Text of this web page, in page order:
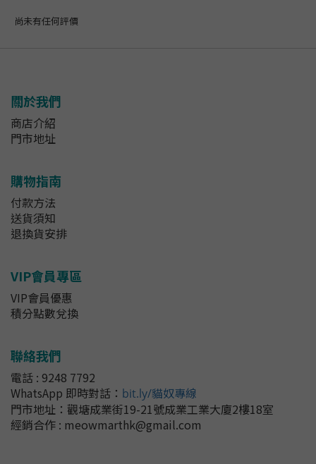
尚未有任何評價
關於我們
商店介紹
門市地址
購物指南
付款方法
送貨須知
退換貨安排
VIP會員專區
VIP會員優惠
積分點數兌換
聯絡我們
電話 : 9248 7792
WhatsApp 即時對話 ： bit.ly/貓奴專線
門市地址： 觀塘成業街19-21號成業工業大廈2樓18室
經銷合作 : meowmarthk@gmail.com